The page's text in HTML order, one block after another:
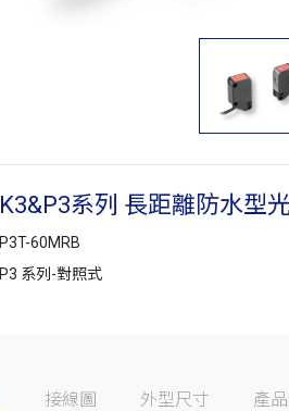
K3&P3系列 長距離防水型
P3T-60MRB
P3 系列-對照式
接線圖 外型尺寸 產